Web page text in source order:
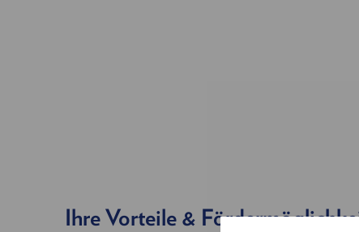
Ihre Vorteile &